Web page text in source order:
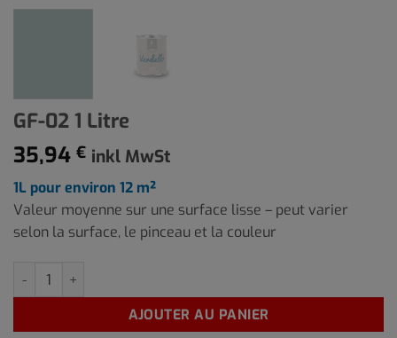
GF-02 1 Litre
35,94 € inkl MwSt
1L pour environ 12 m²
Valeur moyenne sur une surface lisse – peut varier
selon la surface, le pinceau et la couleur
quantité de GF-02 1 Litre
AJOUTER AU PANIER